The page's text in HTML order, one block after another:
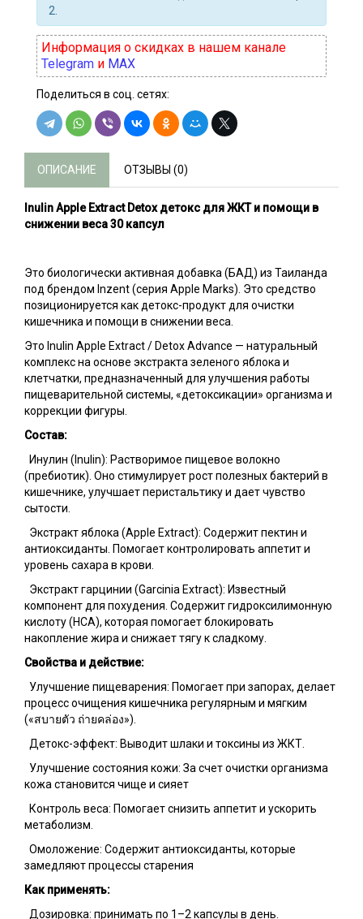
2.
Информация о скидках в нашем канале
Telegram и MAX
Поделиться в соц. сетях:
ОПИСАНИЕ ОТЗЫВЫ (0)
Inulin Apple Extract Detox детокс для ЖКТ и помощи в
снижении веса 30 капсул
Это биологически активная добавка (БАД) из Таиланда
под брендом Inzent (серия Apple Marks). Это средство
позиционируется как детокс-продукт для очистки
кишечника и помощи в снижении веса.
Это Inulin Apple Extract / Detox Advance — натуральный
комплекс на основе экстракта зеленого яблока и
клетчатки, предназначенный для улучшения работы
пищеварительной системы, «детоксикации» организма и
коррекции фигуры.
Состав:
Инулин (Inulin): Растворимое пищевое волокно
(пребиотик). Оно стимулирует рост полезных бактерий в
кишечнике, улучшает перистальтику и дает чувство
сытости.
Экстракт яблока (Apple Extract): Содержит пектин и
антиоксиданты. Помогает контролировать аппетит и
уровень сахара в крови.
Экстракт гарцинии (Garcinia Extract): Известный
компонент для похудения. Содержит гидроксилимонную
кислоту (HCA), которая помогает блокировать
накопление жира и снижает тягу к сладкому.
Свойства и действие:
Улучшение пищеварения: Помогает при запорах, делает
процесс очищения кишечника регулярным и мягким
(«สบายตัว ถ่ายคล่อง»).
Детокс-эффект: Выводит шлаки и токсины из ЖКТ.
Улучшение состояния кожи: За счет очистки организма
кожа становится чище и сияет
Контроль веса: Помогает снизить аппетит и ускорить
метаболизм.
Омоложение: Содержит антиоксиданты, которые
замедляют процессы старения
Как применять:
Дозировка: принимать по 1–2 капсулы в день.